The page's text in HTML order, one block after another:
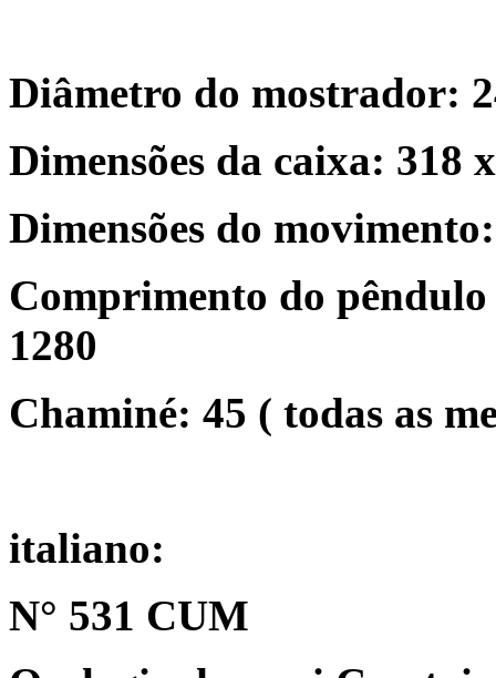
Diâmetro do mostrador:
Dimensões da caixa: 318
Dimensões do
Comprimento do
1280
Chaminé: 45 ( todas as
italiano:
N° 531 CUM